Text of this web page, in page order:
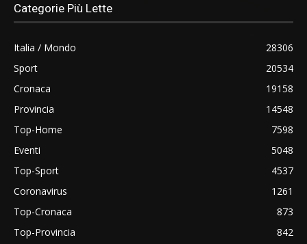
Categorie Più Lette
Italia / Mondo
28306
Sport
20534
Cronaca
19158
Provincia
14548
Top-Home
7598
Eventi
5048
Top-Sport
4537
Coronavirus
1261
Top-Cronaca
873
Top-Provincia
842